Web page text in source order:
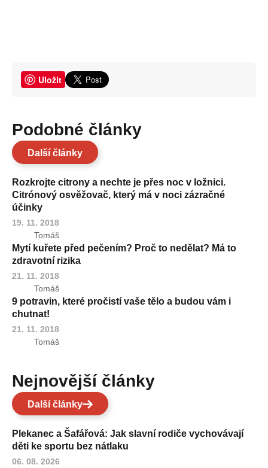
Uložit
Podobné články
Další články
Rozkrojte citrony a nechte je přes noc v ložnici.
Citrónový osvěžovač, který má v noci zázračné
účinky
19. 11. 2018
Tomáš
Mytí kuřete před pečením? Proč to nedělat? Má to
zdravotní rizika
21. 11. 2018
Tomáš
9 potravin, které pročistí vaše tělo a budou vám i
chutnat!
21. 11. 2018
Tomáš
Nejnovější články
Další články
Plekanec a Šafářová: Jak slavní rodiče vychovávají
děti ke sportu bez nátlaku
06. 08. 2026